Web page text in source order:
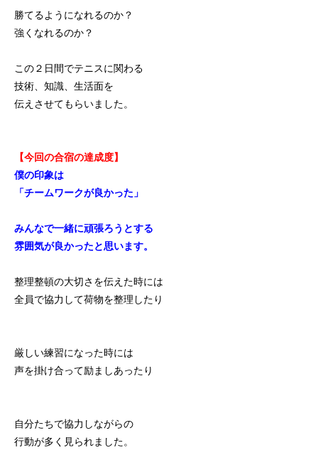
勝てるようになれるのか？
強くなれるのか？
この２日間でテニスに関わる
技術、知識、生活面を
伝えさせてもらいました。
【今回の合宿の達成度】
僕の印象は
「チームワークが良かった」
みんなで一緒に頑張ろうとする
雰囲気が良かったと思います。
整理整頓の大切さを伝えた時には
全員で協力して荷物を整理したり
厳しい練習になった時には
声を掛け合って励ましあったり
自分たちで協力しながらの
行動が多く見られました。